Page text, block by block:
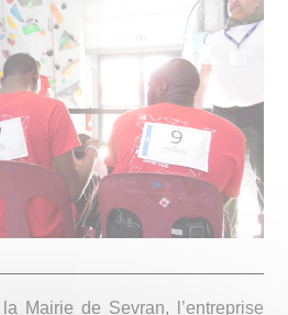
Mairie de Sevran, l’entreprise